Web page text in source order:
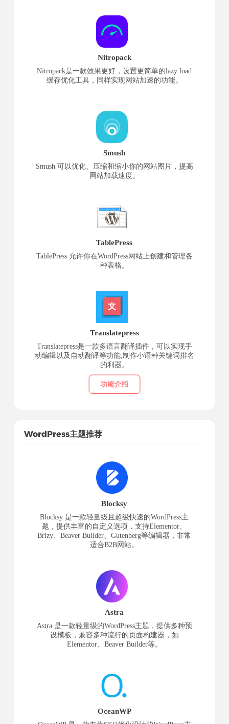
Nitropack
Nitropack是一款效果更好，设置更简单的lazy load
缓存优化工具，同样实现网站加速的功能。
Smush
Smush 可以优化、压缩和缩小你的网站图片，提高
网站加载速度。
TablePress
TablePress 允许你在WordPress网站上创建和管理各
种表格。
Translatepress
Translatepress是一款多语言翻译插件，可以实现手
动编辑以及自动翻译等功能,制作小语种关键词排名
的利器。
功能介绍
WordPress主题推荐
Blocksy
Blocksy 是一款轻量级且超级快速的WordPress主
题，提供丰富的自定义选项，支持Elementor、
Brizy、Beaver Builder、Gutenberg等编辑器，非常
适合B2B网站。
Astra
Astra 是一款轻量级的WordPress主题，提供多种预
设模板，兼容多种流行的页面构建器，如
Elementor、Beaver Builder等。
OceanWP